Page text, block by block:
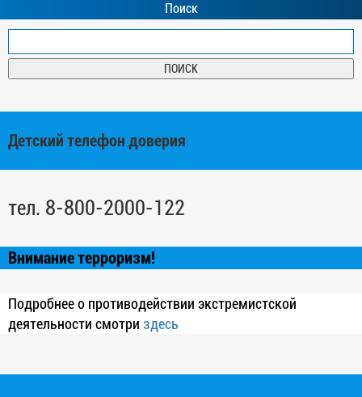
Поиск
Детский телефон доверия
тел. 8-800-2000-122
Внимание терроризм!
Подробнее о противодействии экстремистской
деятельности смотри здесь